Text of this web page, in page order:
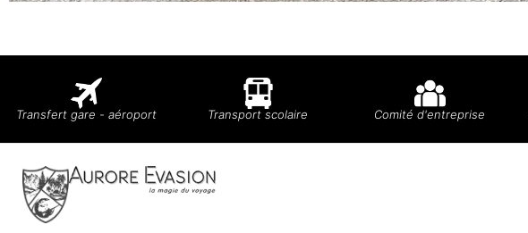
Transfert gare - aéroport Transport scolaire Comité d'entreprise